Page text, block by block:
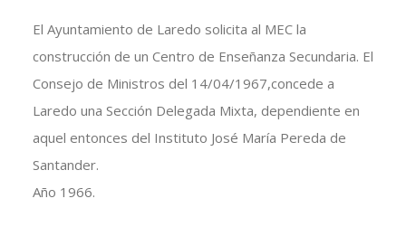
El Ayuntamiento de Laredo solicita al MEC la
construcción de un Centro de Enseñanza Secundaria. El
Consejo de Ministros del 14/04/1967,concede a
Laredo una Sección Delegada Mixta, dependiente en
aquel entonces del Instituto José María Pereda de
Santander.
Año 1966.